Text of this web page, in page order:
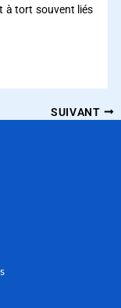
à tort souvent liés
SUIVANT